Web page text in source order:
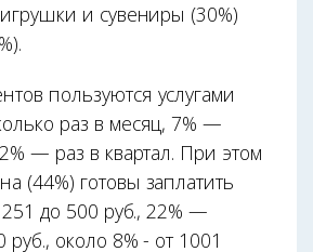
и сувениры (30%)
пользуются услугами
раз в месяц, 7% —
— раз в квартал. При этом
(44%) готовы заплатить
251 до 500 руб., 22% —
руб., около 8% - от 1001